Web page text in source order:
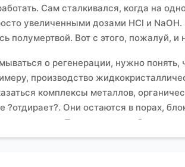
Сам сталкивался, когда на
увеличенными дозами HCl и NaOH.
полумертвой. Вот с этого, пожалуй, и
о регенерации, нужно понять,
производство
комплексы металлов,
Они остаются в порах,
циклов. Приходится подбирать
комплексообразователи.